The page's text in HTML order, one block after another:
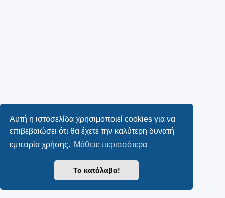
Αυτή η ιστοσελίδα χρησιμοποιεί cookies για να
επιβεβαιώσει ότι θα έχετε την καλύτερη δυνατή
εμπειρία χρήσης. Μάθετε περισσότερα
Το κατάλαβα!